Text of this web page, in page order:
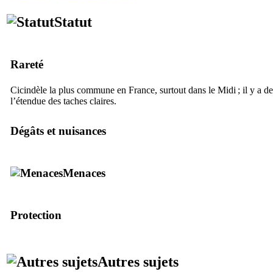
Statut
Rareté
Cicindèle la plus commune en France, surtout dans le Midi ; il y a
l’étendue des taches claires.
Dégâts et nuisances
Menaces
Protection
Autres sujets